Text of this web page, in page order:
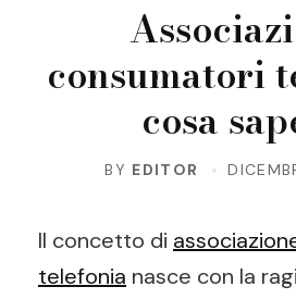
consumatori
cosa
BY EDITOR
Il concetto di
telefonia nasce con la